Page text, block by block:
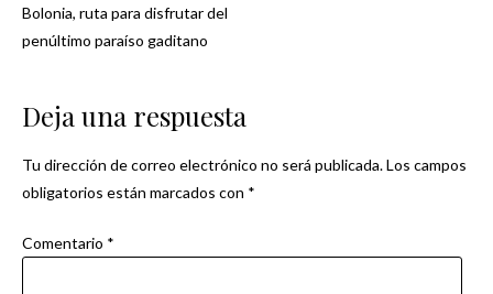
Navegación
Bolonia, ruta para disfrutar del
penúltimo paraíso gaditano
Deja una respuesta
Tu dirección de correo electrónico no será publicada.Los campos
obligatorios están marcados con *
Comentario *